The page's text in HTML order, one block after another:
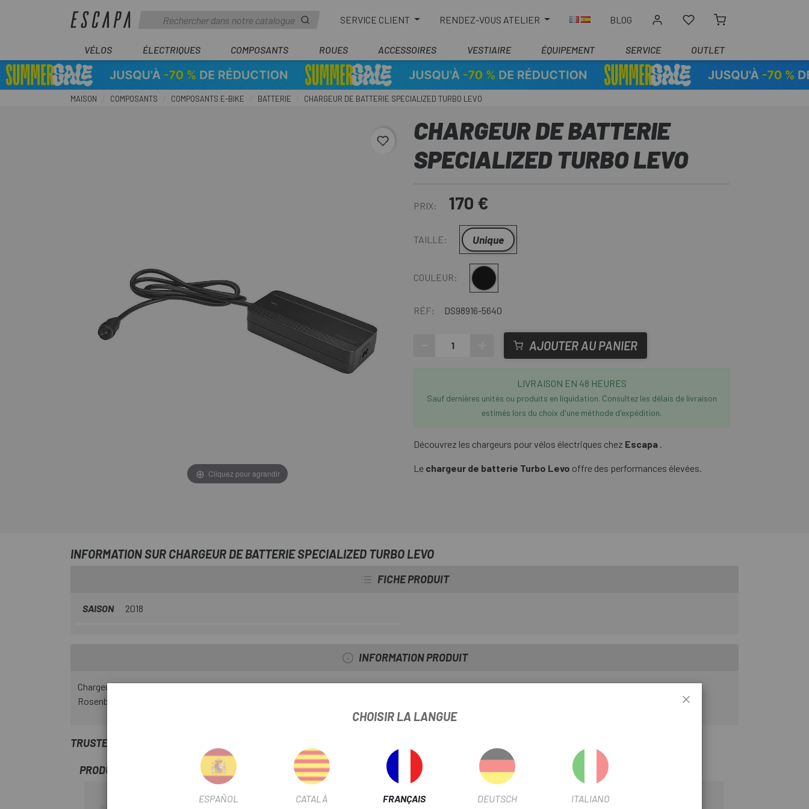
SERVICE CLIENT RENDEZ-VOUS ATELIER BLOG
VÉLOS ÉLECTRIQUES COMPOSANTS ROUES ACCESSOIRES VESTIAIRE ÉQUIPEMENT SERVICE OUTLET
MAISON COMPOSANTS COMPOSANTS E-BIKE BATTERIE CHARGEUR DE BATTERIE SPECIALIZED TURBO LEVO
favorite_border
Cliquez pour agrandir
CHARGEUR DE BATTERIE
SPECIALIZED TURBO LEVO
PRIX: 170 €
TAILLE: Unique
COULEUR: Multi
RÉF: DS98916-5640
AJOUTER AU PANIER
LIVRAISON EN 48 HEURES
Sauf dernières unités ou produits en liquidation. Consultez les délais de livraison
estimés lors du choix d'une méthode d'expédition.
Découvrez les chargeurs pour vélos électriques chez Escapa .
Le chargeur de batterie Turbo Levo offre des performances élevées.
INFORMATION SUR CHARGEUR DE BATTERIE SPECIALIZED TURBO LEVO
FICHE PRODUIT
SAISON 2018
INFORMATION PRODUIT
Chargeur Li-ion personnalisé. Puissance de sortie : 42 V 4 A. Conception compacte qui fournit une charge importante à la batterie. Equipé d'une connexion
Rosenberger et d'un indicateur d'état de charge.
TRUSTED SHOPS REVIEWS
PRODUITS SIMILAIRES
CHOISIR LA LANGUE
ESPAÑOL CATALÀ FRANÇAIS DEUTSCH ITALIANO